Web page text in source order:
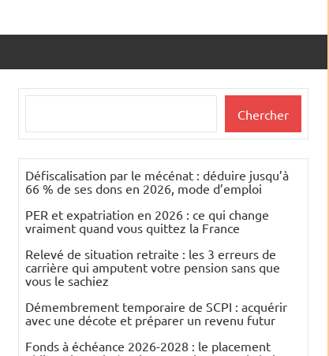
Chercher
Défiscalisation par le mécénat : déduire jusqu’à
66 % de ses dons en 2026, mode d’emploi
PER et expatriation en 2026 : ce qui change
vraiment quand vous quittez la France
Relevé de situation retraite : les 3 erreurs de
carrière qui amputent votre pension sans que
vous le sachiez
Démembrement temporaire de SCPI : acquérir
avec une décote et préparer un revenu futur
Fonds à échéance 2026-2028 : le placement